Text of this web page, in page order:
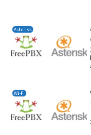
Asterisk
Wi-Fi